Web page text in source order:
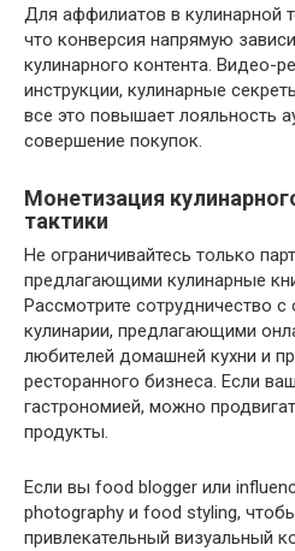
Для аффилиатов в кулинарной
что конверсия напрямую
кулинарного контента. Видео-
инструкции, кулинарные
все это повышает лояльность
совершение покупок.
Монетизация
тактики
Не ограничивайтесь только
предлагающими кулинарные
Рассмотрите сотрудничество
кулинарии, предлагающими
любителей домашней кухни и
ресторанного бизнеса. Если
гастрономией, можно
продукты.
Если вы food blogger или
photography и food styling,
привлекательный визуальный